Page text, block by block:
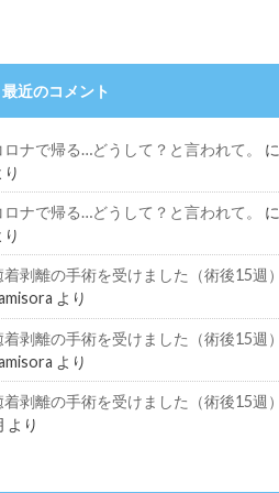
最近のコメント
ロナで帰る…どうして？と言われて。 に
ロナで帰る…どうして？と言われて。 に
着剥離の手術を受けました（術後15週）
より
着剥離の手術を受けました（術後15週）
より
着剥離の手術を受けました（術後15週）
より